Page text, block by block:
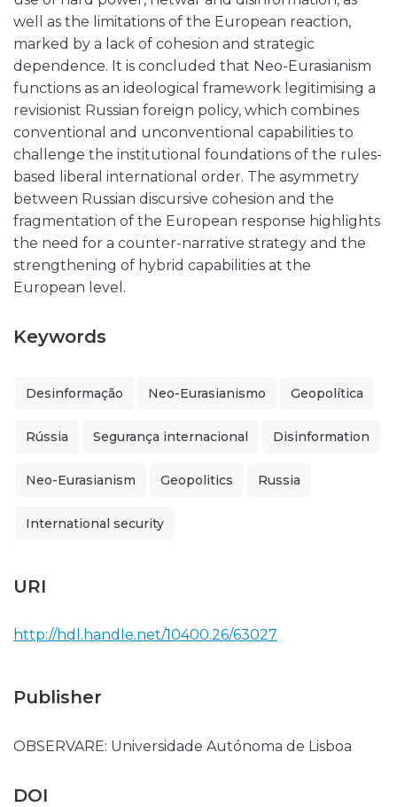
well as the limitations of the European reaction,
marked by a lack of cohesion and strategic
dependence. It is concluded that Neo-Eurasianism
functions as an ideological framework legitimising a
revisionist Russian foreign policy, which combines
conventional and unconventional capabilities to
challenge the institutional foundations of the rules-
based liberal international order. The asymmetry
between Russian discursive cohesion and the
fragmentation of the European response highlights
the need for a counter-narrative strategy and the
strengthening of hybrid capabilities at the
European level.
Keywords
Desinformação Neo-Eurasianismo Geopolítica
Rússia Segurança internacional Disinformation
Neo-Eurasianism Geopolitics Russia
International security
URI
http://hdl.handle.net/10400.26/63027
Publisher
OBSERVARE: Universidade Autónoma de Lisboa
DOI